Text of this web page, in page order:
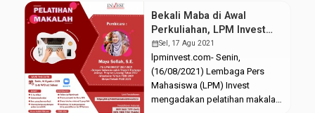
Bekali Maba di Awal
Perkuliahan, LPM Invest
Selenggarakan Pelatihan
Makalah
calendar_monthSel, 17 Agu 2021
lpminvest.com- Senin,
(16/08/2021) Lembaga Pers
Mahasiswa (LPM) Invest
mengadakan pelatihan makalah.